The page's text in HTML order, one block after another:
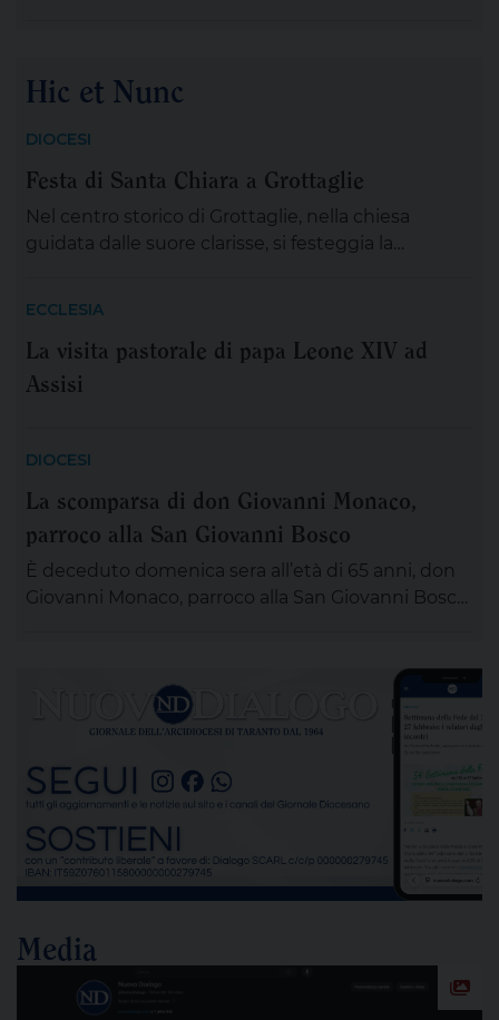
prende spazio, le certezze si incrinano e perfino
Matteo […]
Hic et Nunc
DIOCESI
Festa di Santa Chiara a Grottaglie
Nel centro storico di Grottaglie, nella chiesa
guidata dalle suore clarisse, si festeggia la
sarà la liturgia dei vespri e alle ore 19 l’adorazione
eucaristica con la commemorazione del Beato […]
ECCLESIA
La visita pastorale di papa Leone XIV ad
Assisi
DIOCESI
La scomparsa di don Giovanni Monaco,
parroco alla San Giovanni Bosco
È deceduto domenica sera all’età di 65 anni, don
Giovanni Monaco, parroco alla San Giovanni Bosco.
giornata) per chiunque desideri sostare in
preghiera e rendergli un ultimo saluto. Alle ore 20
ci si ritroverà come Comunità educativa pastorale
Media